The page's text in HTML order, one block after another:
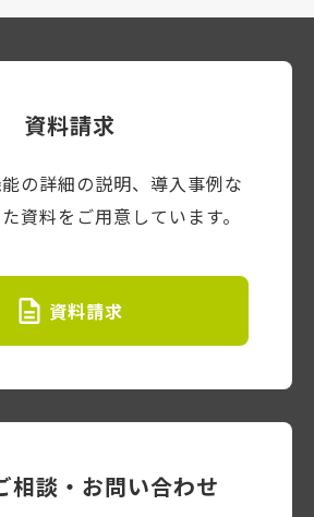
資料請求
の詳細の説明、導入事例な
資料をご用意しています。
資料請求
相談・お問い合わせ